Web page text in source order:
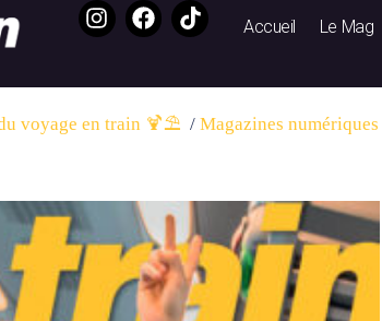
Accueil Le Mag
voyage en train 🍹⛱️ / Magazines numériques